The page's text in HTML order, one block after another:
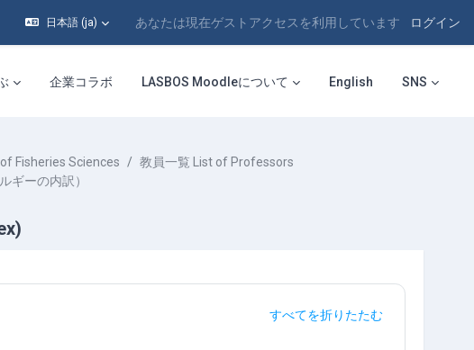
日本語 ‎(ja)‎ あなたは現在ゲストアクセスを利用しています ログイン
企業コラボ LASBOS Moodleについて English SNS
Fisheries Sciences
教員一覧 List of Professors
ギーの内訳）
すべてを折りたたむ